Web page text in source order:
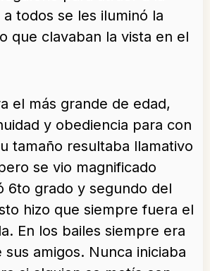
todos se les iluminó la
que clavaban la vista en el
el más grande de edad,
y obediencia para con
tamaño resultaba llamativo
se vio magnificado
6to grado y segundo del
hizo que siempre fuera el
En los bailes siempre era
amigos. Nunca iniciaba